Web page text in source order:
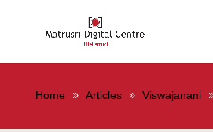
Home Articles Viswajanani